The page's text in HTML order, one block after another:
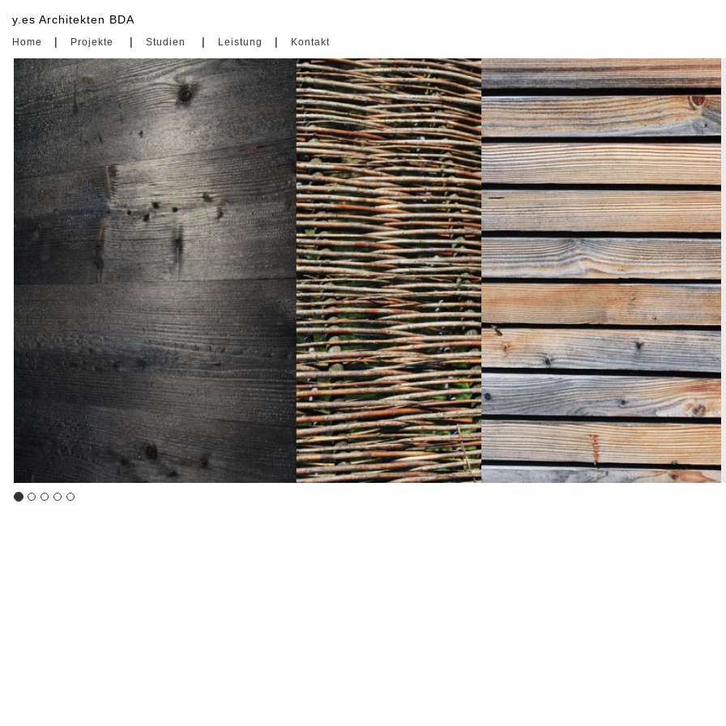
y.es Architekten BDA
Home Projekte Studien Leistung Kontakt